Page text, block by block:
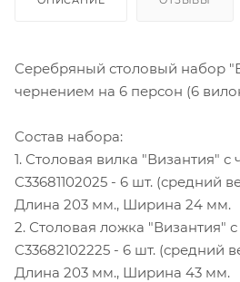
Серебряный столовый набор
чернением на 6 персон (6
Состав набора:
1. Столовая вилка "Византия" с
С33681102025 - 6 шт. (средний
Длина 203 мм., Ширина 24 мм.
2. Столовая ложка "Византия"
С33682102225 - 6 шт. (средний
Длина 203 мм., Ширина 43 мм.